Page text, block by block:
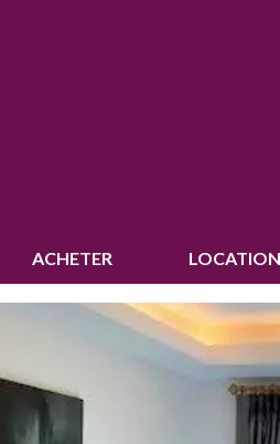
ACHETER